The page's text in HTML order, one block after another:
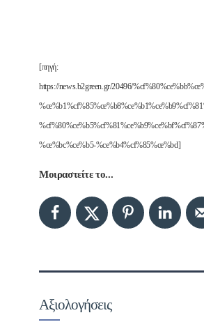
[πηγή:
https://news.b2green.gr/20496/
%ce%bc%ce%b5-%ce%b4%cf%85%ce%bd]
Μοιραστείτε το...
Αξιολογήσεις